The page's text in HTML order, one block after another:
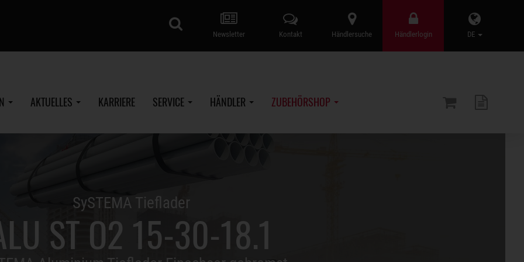
DE
Händlerlogin
Händlersuche
Kontakt
Newsletter
AKTUELLES KARRIERE SERVICE HÄNDLER ZUBEHÖRSHOP
SySTEMA Tieflader
ST O2 15-30-18.1